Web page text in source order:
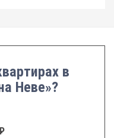
в
Неве»?